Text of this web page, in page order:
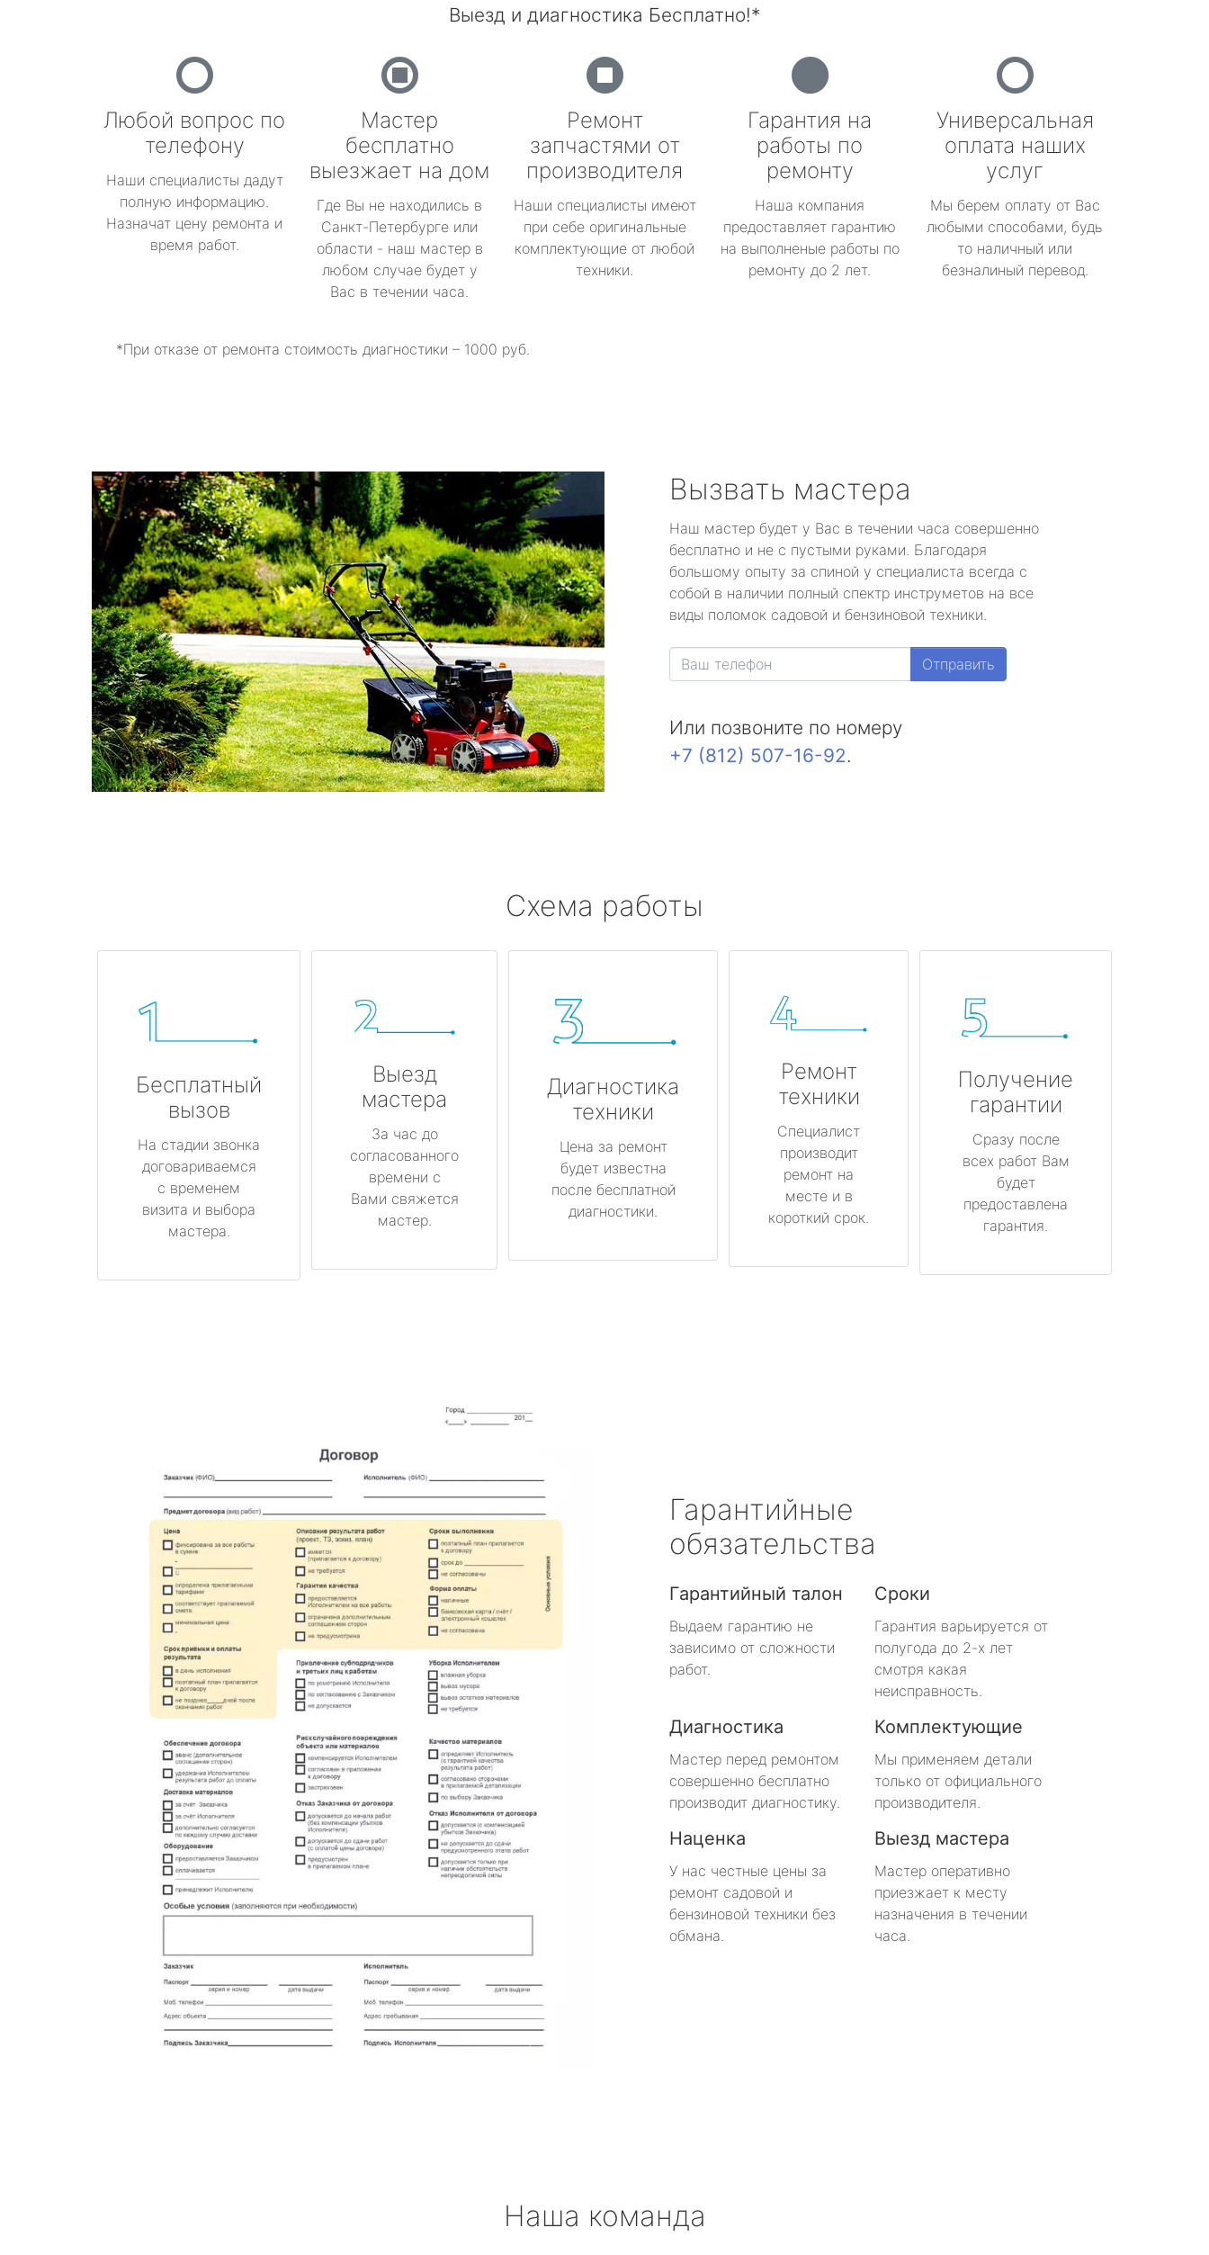
Выезд и диагностика Бесплатно!*
Любой вопрос по
телефону
Наши специалисты дадут
полную информацию.
Назначат цену ремонта и
время работ.
Мастер
бесплатно
выезжает на дом
Где Вы не находились в
Санкт-Петербурге или
области - наш мастер в
любом случае будет у
Вас в течении часа.
Ремонт
запчастями от
производителя
Наши специалисты имеют
при себе оригинальные
комплектующие от любой
техники.
Гарантия на
работы по
ремонту
Наша компания
предоставляет гарантию
на выполненые работы по
ремонту до 2 лет.
Универсальная
оплата наших
услуг
Мы берем оплату от Вас
любыми способами, будь
то наличный или
безналиный перевод.
*При отказе от ремонта стоимость диагностики – 1000 руб.
Вызвать мастера
Наш мастер будет у Вас в течении часа совершенно
бесплатно и не с пустыми руками. Благодаря
большому опыту за спиной у специалиста всегда с
собой в наличии полный спектр инструметов на все
виды поломок садовой и бензиновой техники.
Отправить
Или позвоните по номеру
+7 (812) 507-16-92.
Схема работы
Бесплатный
вызов
На стадии звонка
договариваемся
с временем
визита и выбора
мастера.
Выезд
мастера
За час до
согласованного
времени с
Вами свяжется
мастер.
Диагностика
техники
Цена за ремонт
будет известна
после бесплатной
диагностики.
Ремонт
техники
Специалист
производит
ремонт на
месте и в
короткий срок.
Получение
гарантии
Сразу после
всех работ Вам
будет
предоставлена
гарантия.
Гарантийные
обязательства
Гарантийный талон
Выдаем гарантию не
зависимо от сложности
работ.
Сроки
Гарантия варьируется от
полугода до 2-х лет
смотря какая
неисправность.
Диагностика
Мастер перед ремонтом
совершенно бесплатно
производит диагностику.
Комплектующие
Мы применяем детали
только от официального
производителя.
Наценка
У нас честные цены за
ремонт садовой и
бензиновой техники без
обмана.
Выезд мастера
Мастер оперативно
приезжает к месту
назначения в течении
часа.
Наша команда